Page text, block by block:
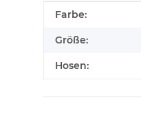
Produkteigenschaft
Wert
Farbe:
Größe:
Hosen: